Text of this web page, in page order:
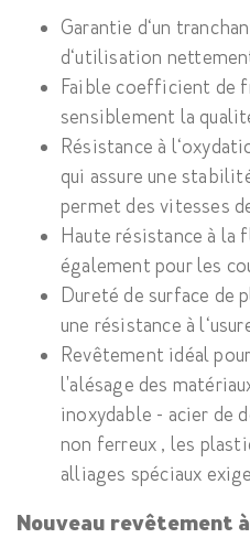
Garantie d‘un
d‘utilisation
Faible coefficient de
sensiblement la
Résistance à
qui assure une
permet des vitesses
Haute résistance à la
également pour les
Dureté de surface de
une résistance à
Revêtement idéal
l'alésage des
inoxydable - acier de
non ferreux , les
alliages spéciaux
Nouveau revêtement